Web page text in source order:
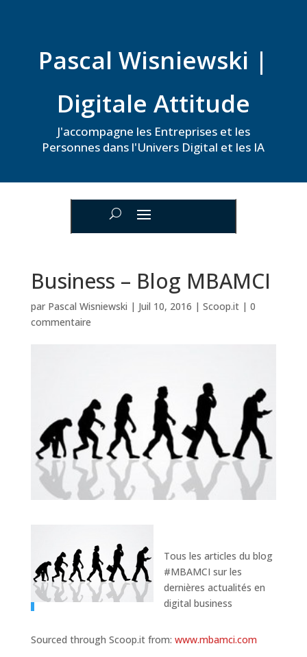
Pascal Wisniewski |
Digitale Attitude
J'accompagne les Entreprises et les
Personnes dans l'Univers Digital et les IA
Business – Blog MBAMCI
par Pascal Wisniewski | Juil 10, 2016 | Scoop.it| 0
commentaire
Tous les articles du blog
#MBAMCI sur les
dernières actualités en
digital business
Sourced through Scoop.it from: www.mbamci.com